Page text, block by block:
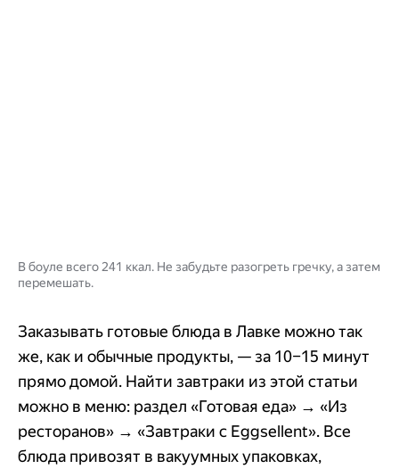
В боуле всего 241 ккал. Не забудьте разогреть гречку, а затем
перемешать.
Заказывать готовые блюда в Лавке можно так
же, как и обычные продукты, — за 10–15 минут
прямо домой. Найти завтраки из этой статьи
можно в меню: раздел «Готовая еда» → «Из
ресторанов» → «Завтраки с Eggsellent». Все
блюда привозят в вакуумных упаковках,